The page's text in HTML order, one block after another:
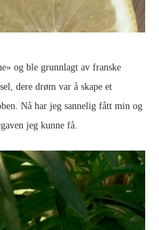
og ble grunnlagt av franske
dere drøm var å skape et
Nå har jeg sannelig fått min og
jeg kunne få.